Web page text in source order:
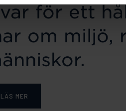
för ett
om miljö,
LÄS MER